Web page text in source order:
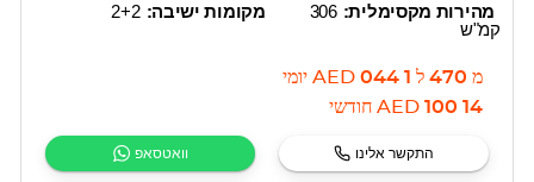
מקומות ישיבה: 2+2
מהירות מקסימלית: 306
קמ"ש
מ 470 ל 1 044
AED יומי
14 100
AED חודשי
וואטסאפ התקשר אלינו